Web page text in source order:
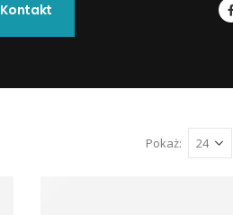
Kontakt
Pokaż: